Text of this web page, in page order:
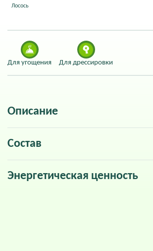
Лосось
Для угощения Для дрессировки
Описание
Состав
Энергетическая ценность